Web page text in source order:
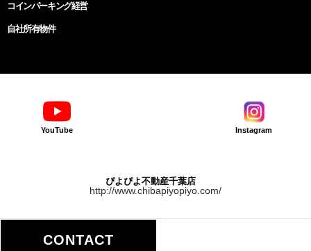
CONTACT
コインパーキング経営
自社所有物件
YouTube Instagram
ぴよぴよ不動産千葉店
http://www.chibapiyopiyo.com/